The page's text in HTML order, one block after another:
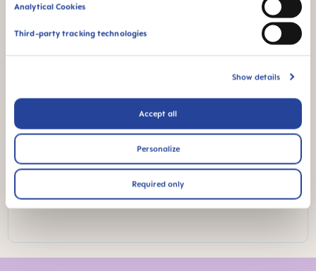
Analytical Cookies
Third-party tracking technologies
Show details
Accept all
Personalize
Required only
Experto MAM
DR. TONY (TAO) DUAN
Fundador y CEO
Shanghai Spring Field Hospital Management Group
(China)